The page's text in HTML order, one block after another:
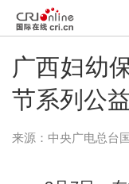
广西妇幼
节系列公
来源：中央广电总台